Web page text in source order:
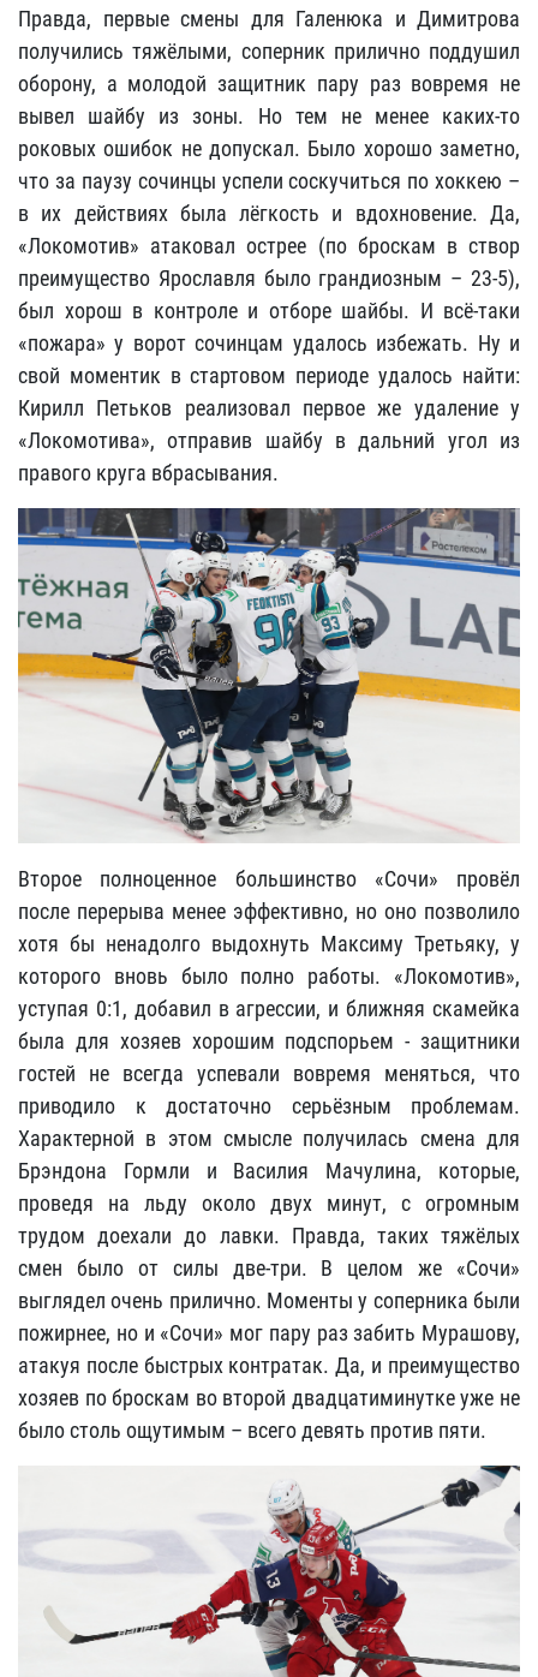
Правда, первые смены для Галенюка и Димитрова
получились тяжёлыми, соперник прилично поддушил
оборону, а молодой защитник пару раз вовремя не
вывел шайбу из зоны. Но тем не менее каких-то
роковых ошибок не допускал. Было хорошо заметно,
что за паузу сочинцы успели соскучиться по хоккею –
в их действиях была лёгкость и вдохновение. Да,
«Локомотив» атаковал острее (по броскам в створ
преимущество Ярославля было грандиозным – 23-5),
был хорош в контроле и отборе шайбы. И всё-таки
«пожара» у ворот сочинцам удалось избежать. Ну и
свой моментик в стартовом периоде удалось найти:
Кирилл Петьков реализовал первое же удаление у
«Локомотива», отправив шайбу в дальний угол из
правого круга вбрасывания.
Второе полноценное большинство «Сочи» провёл
после перерыва менее эффективно, но оно позволило
хотя бы ненадолго выдохнуть Максиму Третьяку, у
которого вновь было полно работы. «Локомотив»,
уступая 0:1, добавил в агрессии, и ближняя скамейка
была для хозяев хорошим подспорьем - защитники
гостей не всегда успевали вовремя меняться, что
приводило к достаточно серьёзным проблемам.
Характерной в этом смысле получилась смена для
Брэндона Гормли и Василия Мачулина, которые,
проведя на льду около двух минут, с огромным
трудом доехали до лавки. Правда, таких тяжёлых
смен было от силы две-три. В целом же «Сочи»
выглядел очень прилично. Моменты у соперника были
пожирнее, но и «Сочи» мог пару раз забить Мурашову,
атакуя после быстрых контратак. Да, и преимущество
хозяев по броскам во второй двадцатиминутке уже не
было столь ощутимым – всего девять против пяти.